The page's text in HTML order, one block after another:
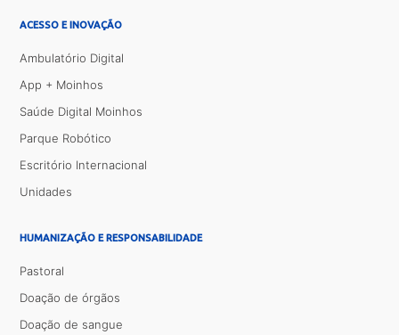
ACESSO E INOVAÇÃO
Ambulatório Digital
App + Moinhos
Saúde Digital Moinhos
Parque Robótico
Escritório Internacional
Unidades
HUMANIZAÇÃO E RESPONSABILIDADE
Pastoral
Doação de órgãos
Doação de sangue